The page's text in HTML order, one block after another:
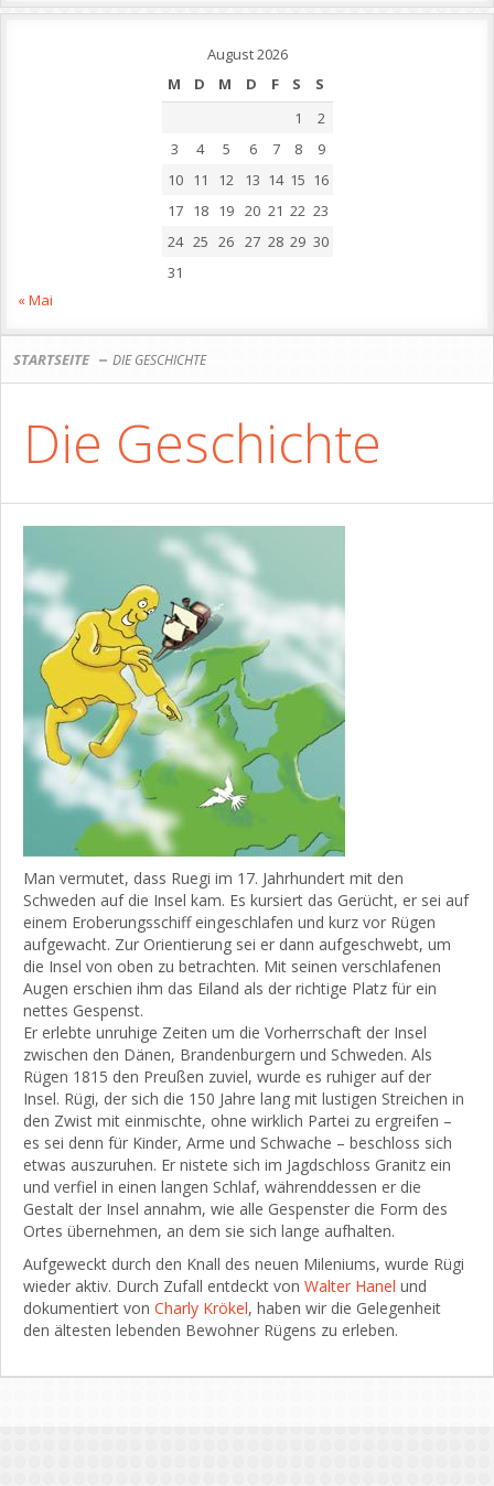
August 2026
M
D M D F S
S
1
2
3
4 5 6 7 8
9
10 11 12 13 14 15 16
17 18 19 20 21 22 23
24 25 26 27 28 29 30
31
« Mai
STARTSEITE DIE GESCHICHTE
Die Geschichte
Man vermutet, dass Ruegi im 17. Jahrhundert mit den
Schweden auf die Insel kam. Es kursiert das Gerücht, er sei auf
einem Eroberungsschiff eingeschlafen und kurz vor Rügen
aufgewacht. Zur Orientierung sei er dann aufgeschwebt, um
die Insel von oben zu betrachten. Mit seinen verschlafenen
Augen erschien ihm das Eiland als der richtige Platz für ein
nettes Gespenst.
Er erlebte unruhige Zeiten um die Vorherrschaft der Insel
zwischen den Dänen, Brandenburgern und Schweden. Als
Rügen 1815 den Preußen zuviel, wurde es ruhiger auf der
Insel. Rügi, der sich die 150 Jahre lang mit lustigen Streichen in
den Zwist mit einmischte, ohne wirklich Partei zu ergreifen –
es sei denn für Kinder, Arme und Schwache – beschloss sich
etwas auszuruhen. Er nistete sich im Jagdschloss Granitz ein
und verfiel in einen langen Schlaf, währenddessen er die
Gestalt der Insel annahm, wie alle Gespenster die Form des
Ortes übernehmen, an dem sie sich lange aufhalten.
Aufgeweckt durch den Knall des neuen Mileniums, wurde Rügi
wieder aktiv. Durch Zufall entdeckt von Walter Hanel und
dokumentiert von Charly Krökel, haben wir die Gelegenheit
den ältesten lebenden Bewohner Rügens zu erleben.